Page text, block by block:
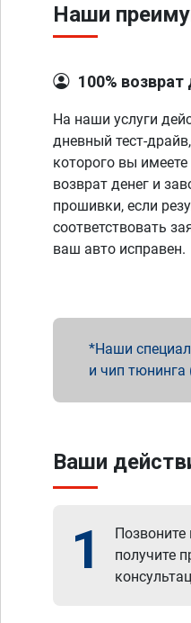
Наши
100% возврат
На наши услуги
дневный тест-
которого вы
возврат денег и
прошивки, если
соответствовать
ваш авто исправен.
Наши
и чип тюнинга
Ваши
1 Позвоните
получите